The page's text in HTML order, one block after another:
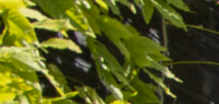
Horizontale zonwering
Knikarmscherm
Pergola
Serrezonwering
Parasols